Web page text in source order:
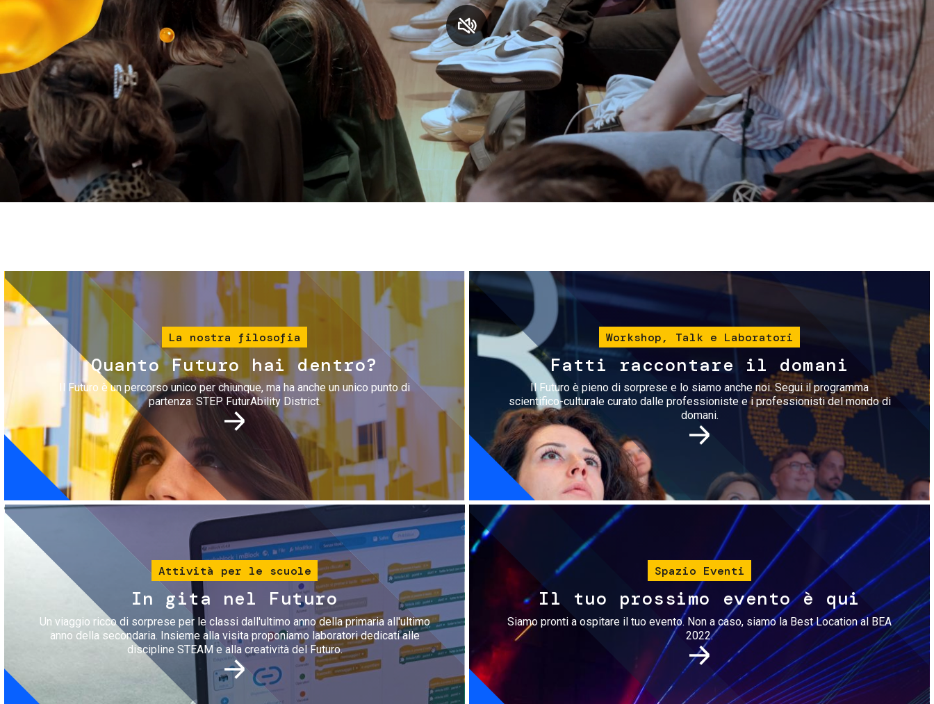
Servizi e accessibilità
Contatti
Biglietti
Immagine
La nostra filosofia
Quanto Futuro hai dentro?
Il Futuro è un percorso unico per chiunque, ma ha anche un unico punto di
partenza: STEP FuturAbility District.
Immagine
Workshop, Talk e Laboratori
Fatti raccontare il domani
Il Futuro è pieno di sorprese e lo siamo anche noi. Segui il programma
scientifico-culturale curato dalle professioniste e i professionisti del mondo di
domani.
Immagine
Attività per le scuole
In gita nel Futuro
Un viaggio ricco di sorprese per le classi dall'ultimo anno della primaria all'ultimo
anno della secondaria. Insieme alla visita proponiamo laboratori dedicati alle
discipline STEAM e alla creatività del Futuro.
Immagine
Spazio Eventi
Il tuo prossimo evento è qui
Siamo pronti a ospitare il tuo evento. Non a caso, siamo la Best Location al BEA
2022.